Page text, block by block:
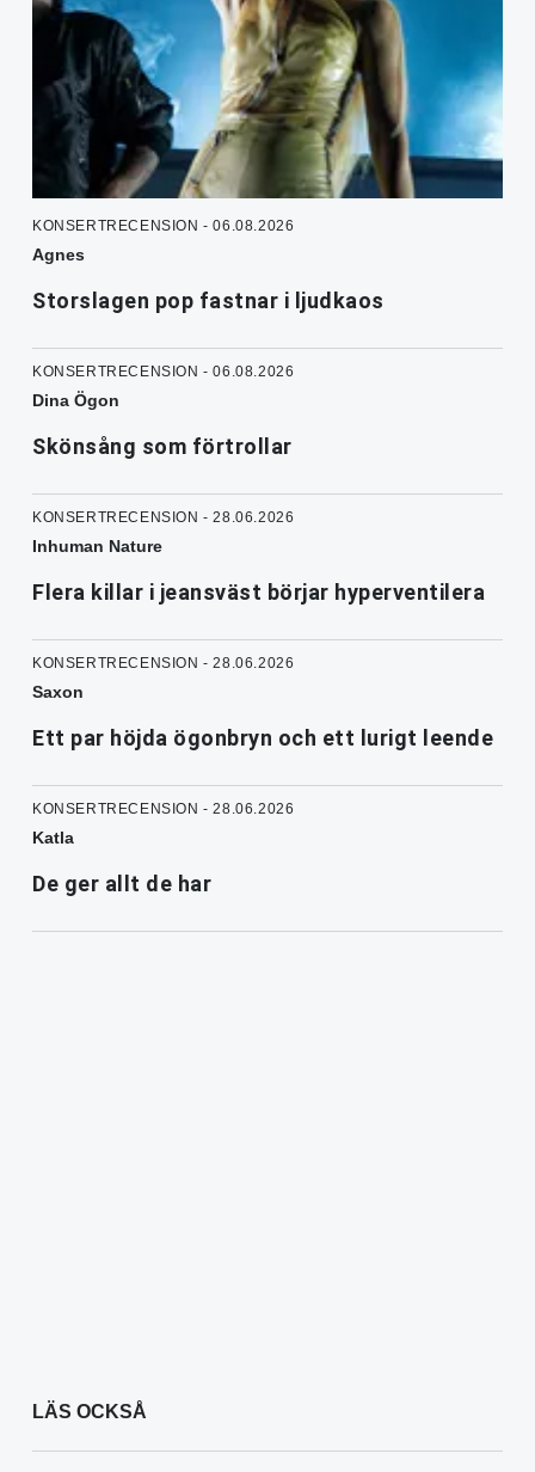
KONSERTRECENSION - 06.08.2026
Agnes
Storslagen pop fastnar i ljudkaos
KONSERTRECENSION - 06.08.2026
Dina Ögon
Skönsång som förtrollar
KONSERTRECENSION - 28.06.2026
Inhuman Nature
Flera killar i jeansväst börjar hyperventilera
KONSERTRECENSION - 28.06.2026
Saxon
Ett par höjda ögonbryn och ett lurigt leende
KONSERTRECENSION - 28.06.2026
Katla
De ger allt de har
LÄS OCKSÅ